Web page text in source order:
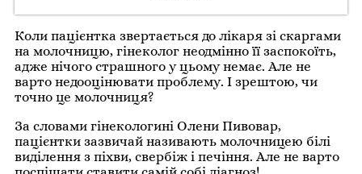
Коли пацієнтка звертається до лікаря зі скаргами
на молочницю, гінеколог неодмінно її заспокоїть,
адже нічого страшного у цьому немає. Але не
варто недооцінювати проблему. І зрештою, чи
точно це молочниця?
За словами гінекологині Олени Пивовар,
пацієнтки зазвичай називають молочницею білі
виділення з піхви, свербіж і печіння. Але не варто